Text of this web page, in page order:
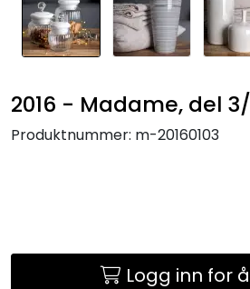
2016 - Madame, del
Produktnummer: m-20160103
Logg inn for
JUL